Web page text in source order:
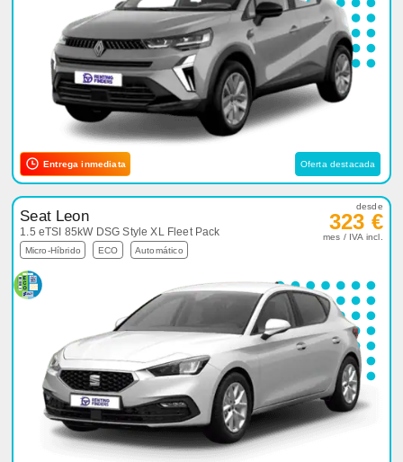
Entrega inmediata Oferta destacada
Seat Leon
1.5 eTSI 85kW DSG Style XL Fleet Pack
Micro-Híbrido ECO Automático
desde
323 €
mes / IVA incl.